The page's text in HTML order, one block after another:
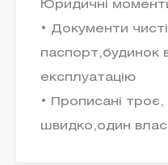
Юридичні
• Документи
паспорт,будинок
експлуатацію
• Прописані
швидко,один